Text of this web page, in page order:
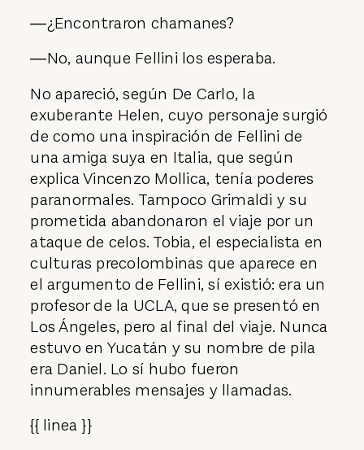
―¿Encontraron chamanes?
―No, aunque Fellini los esperaba.
No apareció, según De Carlo, la
exuberante Helen, cuyo personaje surgió
de como una inspiración de Fellini de
una amiga suya en Italia, que según
explica Vincenzo Mollica, tenía poderes
paranormales. Tampoco Grimaldi y su
prometida abandonaron el viaje por un
ataque de celos. Tobia, el especialista en
culturas precolombinas que aparece en
el argumento de Fellini, sí existió: era un
profesor de la UCLA, que se presentó en
Los Ángeles, pero al final del viaje. Nunca
estuvo en Yucatán y su nombre de pila
era Daniel. Lo sí hubo fueron
innumerables mensajes y llamadas.
{{ linea }}